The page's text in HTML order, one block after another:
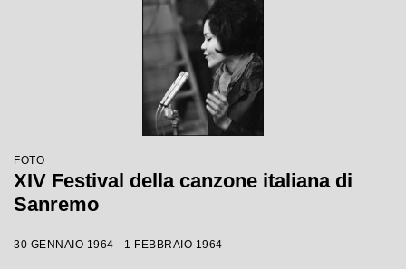
FOTO
XIV Festival della canzone italiana di
Sanremo
30 GENNAIO 1964 - 1 FEBBRAIO 1964